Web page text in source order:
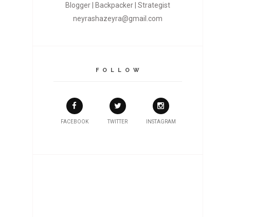
Blogger | Backpacker | Strategist
neyrashazeyra@gmail.com
F O L L O W
FACEBOOK TWITTER INSTAGRAM